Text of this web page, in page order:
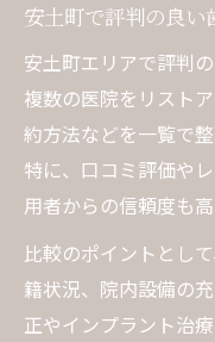
安土町で評判の良い
安土町エリアで評判
複数の医院をリスト
約方法などを一覧で
特に、口コミ評価や
用者からの信頼度も
比較のポイントとし
籍状況、院内設備の
正やインプラント治